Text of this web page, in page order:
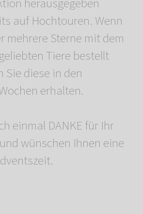
auf Hochtouren. Wenn
mehrere Sterne mit dem
Tiere bestellt
Sie diese in den
erhalten.
einmal DANKE für Ihr
wünschen Ihnen eine